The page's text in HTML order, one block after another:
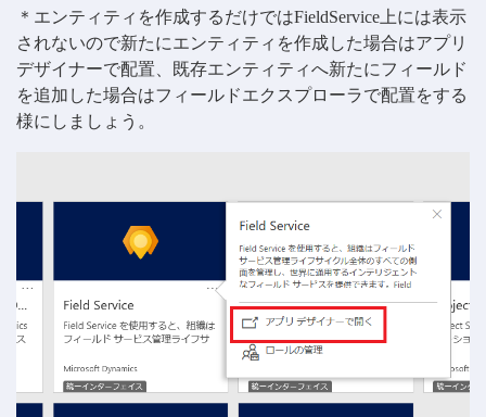
＊エンティティを作成するだけではFieldService上には表示
されないので新たにエンティティを作成した場合はアプリ
デザイナーで配置、既存エンティティへ新たにフィールド
を追加した場合はフィールドエクスプローラで配置をする
様にしましょう。